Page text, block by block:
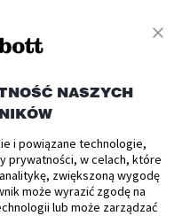
go
z
NASZYCH
i powiązane technologie,
prywatności, w celach, które
zwiększoną wygodę
może wyrazić zgodę na
lub może zarządzać